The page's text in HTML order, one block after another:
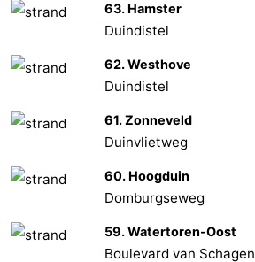
63. Hamster
Duindistel
62. Westhove
Duindistel
61. Zonneveld
Duinvlietweg
60. Hoogduin
Domburgseweg
59. Watertoren-Oost
Boulevard van Schagen